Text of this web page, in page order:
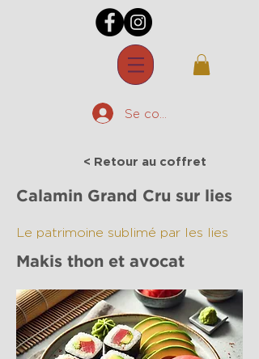
Se connecter
< Retour au coffret
Calamin Grand Cru sur lies
Le patrimoine sublimé par les lies
Makis thon et avocat